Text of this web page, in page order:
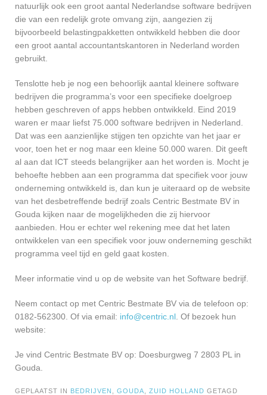
natuurlijk ook een groot aantal Nederlandse software bedrijven
die van een redelijk grote omvang zijn, aangezien zij
bijvoorbeeld belastingpakketten ontwikkeld hebben die door
een groot aantal accountantskantoren in Nederland worden
gebruikt.
Tenslotte heb je nog een behoorlijk aantal kleinere software
bedrijven die programma’s voor een specifieke doelgroep
hebben geschreven of apps hebben ontwikkeld. Eind 2019
waren er maar liefst 75.000 software bedrijven in Nederland.
Dat was een aanzienlijke stijgen ten opzichte van het jaar er
voor, toen het er nog maar een kleine 50.000 waren. Dit geeft
al aan dat ICT steeds belangrijker aan het worden is. Mocht je
behoefte hebben aan een programma dat specifiek voor jouw
onderneming ontwikkeld is, dan kun je uiteraard op de website
van het desbetreffende bedrijf zoals Centric Bestmate BV in
Gouda kijken naar de mogelijkheden die zij hiervoor
aanbieden. Hou er echter wel rekening mee dat het laten
ontwikkelen van een specifiek voor jouw onderneming geschikt
programma veel tijd en geld gaat kosten.
Meer informatie vind u op de website van het Software bedrijf.
Neem contact op met Centric Bestmate BV via de telefoon op:
0182-562300. Of via email: info@centric.nl . Of bezoek hun
website:
Je vind Centric Bestmate BV op: Doesburgweg 7 2803 PL in
Gouda.
GEPLAATST IN BEDRIJVEN GOUDA ZUID HOLLAND GETAGD